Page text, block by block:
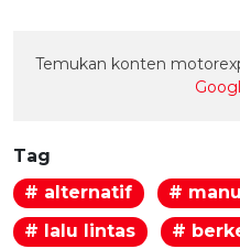
Temukan konten
Tag
# alternatif
#
# lalu lintas
#